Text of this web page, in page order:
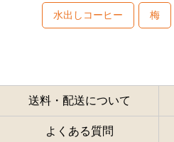
水出しコーヒー 梅
送料・配送について
よくある質問